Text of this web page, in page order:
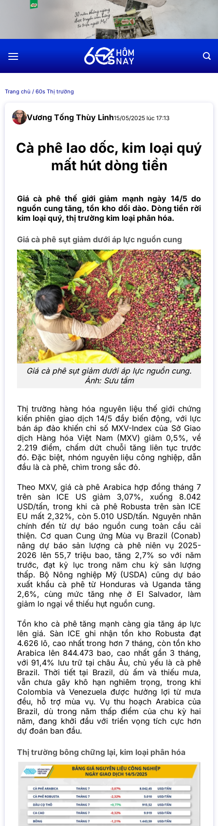
dung
Trang chủ / 60s Thị trường
Vương Tống Thùy Linh15/05/2025 lúc 17:13
Cà phê lao dốc, kim loại quý
mất hút dòng tiền
Giá cà phê thế giới giảm mạnh ngày 14/5 do
nguồn cung tăng, tồn kho dồi dào. Dòng tiền rời
kim loại quý, thị trường kim loại phân hóa.
Giá cà phê sụt giảm dưới áp lực nguồn cung
Giá cà phê sụt giảm dưới áp lực nguồn cung.
Ảnh: Sưu tầm
Thị trường hàng hóa nguyên liệu thế giới chứng
kiến phiên giao dịch 14/5 đầy biến động, với lực
bán áp đảo khiến chỉ số MXV-Index của Sở Giao
dịch Hàng hóa Việt Nam (MXV) giảm 0,5%, về
2.219 điểm, chấm dứt chuỗi tăng liên tục trước
đó. Đặc biệt, nhóm nguyên liệu công nghiệp, dẫn
đầu là cà phê, chìm trong sắc đỏ.
Theo MXV, giá cà phê Arabica hợp đồng tháng 7
trên sàn ICE US giảm 3,07%, xuống 8.042
USD/tấn, trong khi cà phê Robusta trên sàn ICE
EU mất 2,32%, còn 5.010 USD/tấn. Nguyên nhân
chính đến từ dự báo nguồn cung toàn cầu cải
thiện. Cơ quan Cung ứng Mùa vụ Brazil (Conab)
nâng dự báo sản lượng cà phê niên vụ 2025-
2026 lên 55,7 triệu bao, tăng 2,7% so với năm
trước, đạt kỷ lục trong năm chu kỳ sản lượng
thấp. Bộ Nông nghiệp Mỹ (USDA) cũng dự báo
xuất khẩu cà phê từ Honduras và Uganda tăng
2,6%, cùng mức tăng nhẹ ở El Salvador, làm
giảm lo ngại về thiếu hụt nguồn cung.
Tồn kho cà phê tăng mạnh càng gia tăng áp lực
lên giá. Sàn ICE ghi nhận tồn kho Robusta đạt
4.626 lô, cao nhất trong hơn 7 tháng, còn tồn kho
Arabica lên 844.473 bao, cao nhất gần 3 tháng,
với 91,4% lưu trữ tại châu Âu, chủ yếu là cà phê
Brazil. Thời tiết tại Brazil, dù ấm và thiếu mưa,
vẫn chưa gây khô hạn nghiêm trọng, trong khi
Colombia và Venezuela được hưởng lợi từ mưa
đều, hỗ trợ mùa vụ. Vụ thu hoạch Arabica của
Brazil, dù trong năm thấp điểm của chu kỳ hai
năm, đang khởi đầu với triển vọng tích cực hơn
dự đoán ban đầu.
Thị trường bông chững lại, kim loại phân hóa